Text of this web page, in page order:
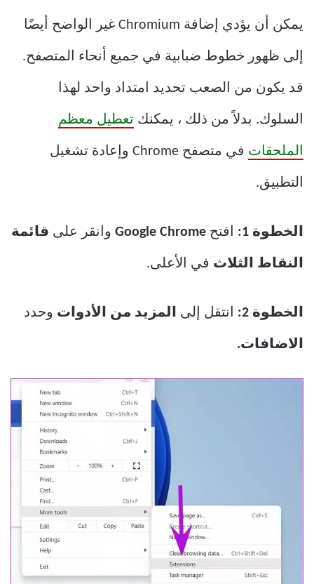
يمكن أن يؤدي إضافة Chromium غير الواضح أيضًا
إلى ظهور خطوط ضبابية في جميع أنحاء المتصفح.
قد يكون من الصعب تحديد امتداد واحد لهذا
السلوك. بدلاً من ذلك ، يمكنك تعطيل معظم
الملحقات في متصفح Chrome وإعادة تشغيل
التطبيق.
الخطوة 1: افتح Google Chrome وانقر على قائمة
النقاط الثلاث في الأعلى.
الخطوة 2: انتقل إلى المزيد من الأدوات وحدد
الاضافات.